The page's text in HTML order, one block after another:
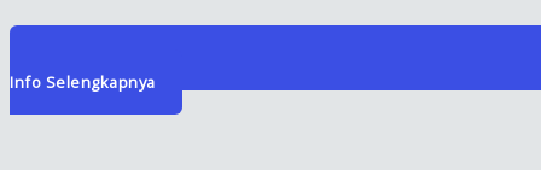
Info Selengkapnya